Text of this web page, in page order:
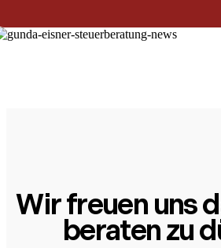
Wir freuen uns
beraten zu